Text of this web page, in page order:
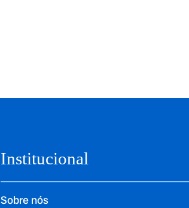
Institucional
Sobre nós